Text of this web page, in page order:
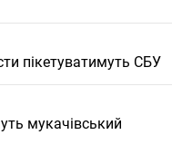
пікетуватимуть СБУ
мукачівський